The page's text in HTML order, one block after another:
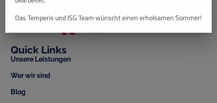
Quick Links
Unsere Leistungen
Wer wir sind
Blog
Das Temperis und ISG Team wünscht einen erholsamen Sommer!